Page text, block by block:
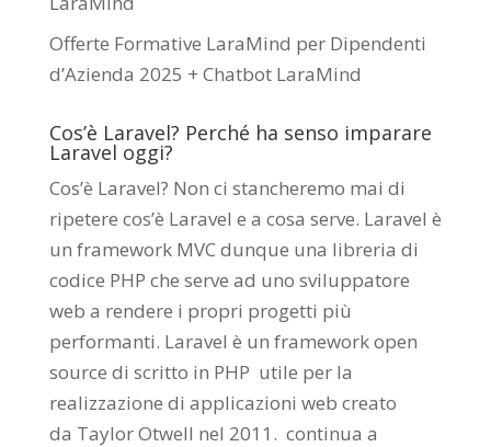
Offerte Formative LaraMind per Dipendenti
d’Azienda 2025 + Chatbot LaraMind
Cos’è Laravel? Perché ha senso imparare
Laravel oggi?
Cos’è Laravel? Non ci stancheremo mai di
ripetere cos’è Laravel e a cosa serve. Laravel è
un framework MVC dunque una libreria di
codice PHP che serve ad uno sviluppatore
web a rendere i propri progetti più
performanti. Laravel è un framework open
source di scritto in PHP utile per la
realizzazione di applicazioni web creato
da Taylor Otwell nel 2011. continua a